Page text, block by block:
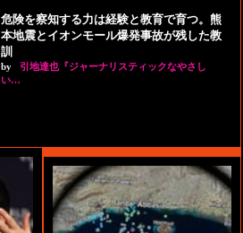
危険を察知する力は経験と教育で育つ。熊
本地震とイオンモール爆発事故が残した教
訓
by
引地達也『ジャーナリスティックなやさし
い…